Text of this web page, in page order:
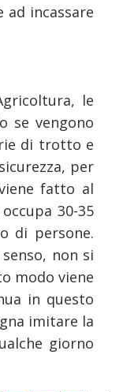
incassare
le
se vengono
di trotto e
per
fatto al
30-35
di persone.
non si
modo viene
in questo
imitare la
giorno